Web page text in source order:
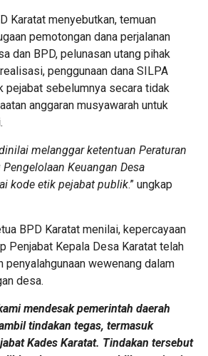
Karatat menyebutkan, temuan
pemotongan dana perjalanan
dan BPD, pelunasan utang pihak
penggunaan dana SILPA
pejabat sebelumnya secara tidak
anggaran musyawarah untuk
melanggar ketentuan Peraturan
Keuangan Desa
kode etik pejabat publik.” ungkap
BPD Karatat menilai, kepercayaan
Penjabat Kepala Desa Karatat telah
penyalahgunaan wewenang dalam
desa.
mendesak pemerintah daerah
tindakan tegas, termasuk
Kades Karatat. Tindakan tersebut